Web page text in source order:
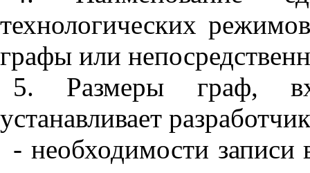
технологических
графы или
5. Размеры граф,
устанавливает
- необходимости